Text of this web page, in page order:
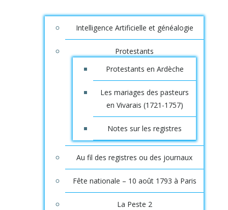
Intelligence Artificielle et généalogie
Protestants
Protestants en Ardèche
Les mariages des pasteurs
en Vivarais (1721-1757)
Notes sur les registres
Au fil des registres ou des journaux
Fête nationale – 10 août 1793 à Paris
La Peste 2